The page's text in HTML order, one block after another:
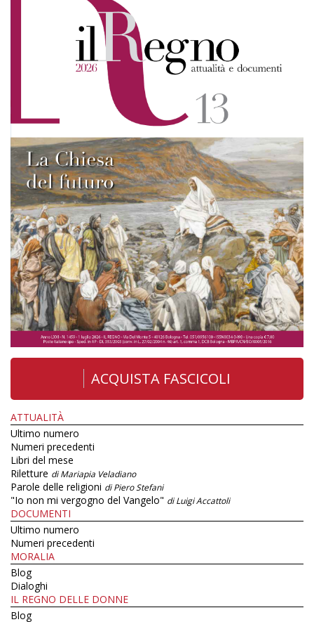
ACQUISTA FASCICOLI
ATTUALITÀ
Ultimo numero
Numeri precedenti
Libri del mese
Riletture di Mariapia Veladiano
Parole delle religioni di Piero Stefani
"Io non mi vergogno del Vangelo" di Luigi Accattoli
DOCUMENTI
Ultimo numero
Numeri precedenti
MORALIA
Blog
Dialoghi
IL REGNO DELLE DONNE
Blog